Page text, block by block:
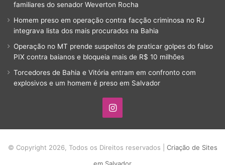
familiares do senador Weverton Rocha
Homem preso em operação contra facção criminosa no RJ
integrava lista dos mais procurados na Bahia
Operação no MT prende suspeitos de praticar golpes do falso
PIX contra baianos e bloqueia mais de R$ 10 milhões
Torcedores de Bahia e Vitória entram em confronto com
explosivos e um homem é preso em Salvador
Instagram
© Copyright 2026, Todos os Direitos reservados | Criação de Sites